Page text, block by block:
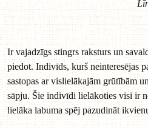
Ir vajadzīgs stingrs raksturs un
piedot. Indivīds, kurš neinteresējas
sastopas ar vislielākajām grūtībām
sāpju. Šie indivīdi lielākoties visi ir
lielāka labuma spēj pazudināt